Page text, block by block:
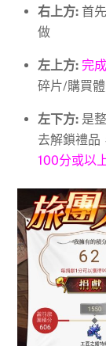
右上方: 首
做
左上方: 完
碎片/購買
左下方: 是
去解鎖禮品
100分或以